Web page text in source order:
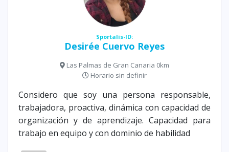
Sportalis-ID:
Desirée Cuervo Reyes
Las Palmas de Gran Canaria 0km
Horario sin definir
Considero que soy una persona responsable,
trabajadora, proactiva, dinámica con capacidad de
organización y de aprendizaje. Capacidad para
trabajo en equipo y con dominio de habilidad